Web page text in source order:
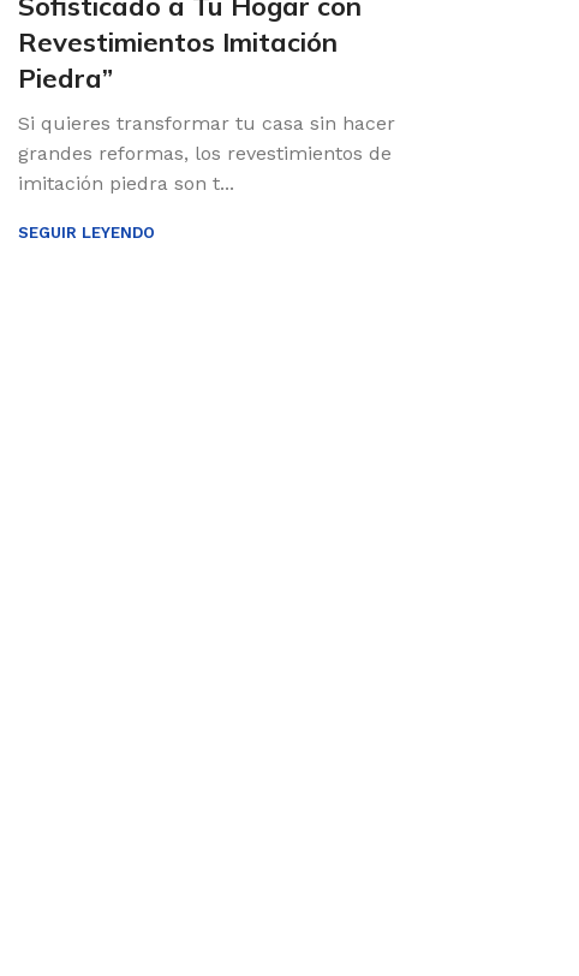
Revestimientos Imitación
Piedra”
Si quieres transformar tu casa sin hacer
grandes reformas, los revestimientos de
imitación piedra son t...
SEGUIR LEYENDO